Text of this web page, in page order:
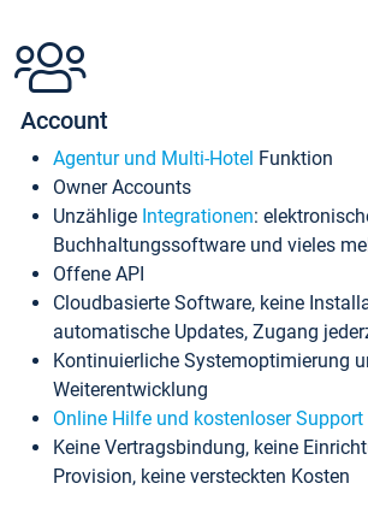
Account
Agentur und Multi-Hotel Funktion
Owner Accounts
Unzählige Integrationen:
Buchhaltungssoftware und vieles
Offene API
Cloudbasierte Software, keine
automatische Updates, Zugang
Kontinuierliche Systemoptimierung
Weiterentwicklung
Online Hilfe und kostenloser Support
Keine Vertragsbindung, keine
Provision, keine versteckten Kosten